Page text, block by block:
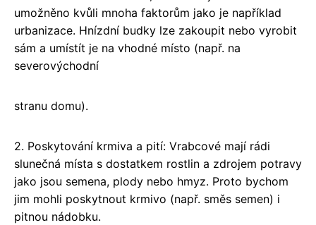
umožněno kvůli mnoha faktorům jako je například
urbanizace. Hnízdní budky lze zakoupit nebo vyrobit
sám a umístít je na vhodné místo (např. na
severovýchodní
stranu domu).
2. Poskytování krmiva a pití: Vrabcové mají rádi
slunečná místa s dostatkem rostlin a zdrojem potravy
jako jsou semena, plody nebo hmyz. Proto bychom
jim mohli poskytnout krmivo (např. směs semen) i
pitnou nádobku.